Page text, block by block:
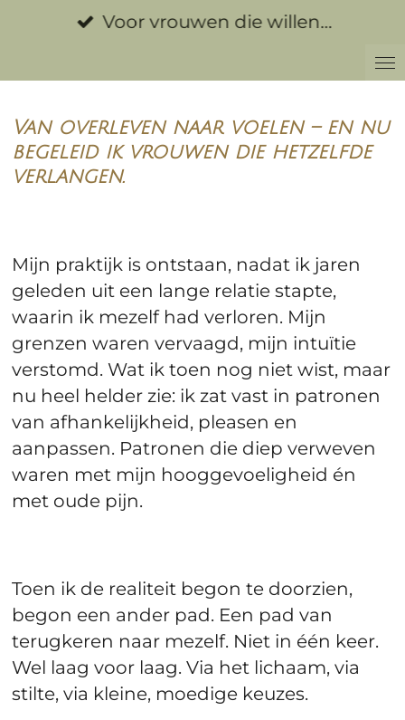
hoofdinhoud
Voor vrouwen die willen…
Van overleven naar voelen – en nu
begeleid ik vrouwen die hetzelfde
verlangen.
Mijn praktijk is ontstaan, nadat ik jaren
geleden uit een lange relatie stapte,
waarin ik mezelf had verloren. Mijn
grenzen waren vervaagd, mijn intuïtie
verstomd. Wat ik toen nog niet wist, maar
nu heel helder zie: ik zat vast in patronen
van afhankelijkheid, pleasen en
aanpassen. Patronen die diep verweven
waren met mijn hooggevoeligheid én
met oude pijn.
Toen ik de realiteit begon te doorzien,
begon een ander pad. Een pad van
terugkeren naar mezelf. Niet in één keer.
Wel laag voor laag. Via het lichaam, via
stilte, via kleine, moedige keuzes.